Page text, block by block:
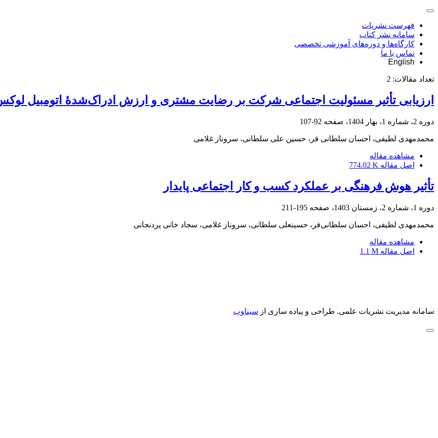
فهرست نشریات
سامانه نشر کتاب
کارگاه‌ها و دوره‌های آموزشی تخصصی
تماس با ما
English
تعداد مقالات: 2
ارزیابی تأثیر مسئولیت اجتماعی شرکت بر رضایت مشتری و ارزش ادراک‌شدۀ اتومبیل
دوره 2، شماره 1، بهار 1404، صفحه 92-107
محمدمهدی لطیفی، احسان سلطانی فر، حسین علی سلطانی، سروناز غلامی
مشاهده مقاله
اصل مقاله 774.02 K
تأثیر هوش ‌فرهنگی بر عملکرد کسب و کار اجتماعی پایدار
دوره 1، شماره 2، زمستان 1403، صفحه 195-211
محمدمهدی لطیفی، احسان سلطانی‌فر، حسینعلی سلطانی، سروناز غلامی، سجاد خانی پردنجانی
مشاهده مقاله
اصل مقاله 1.1 M
سامانه مدیریت نشریات علمی. طراحی و پیاده سازی از سیناوب